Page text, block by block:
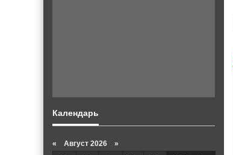
Календарь
« Август 2026 »